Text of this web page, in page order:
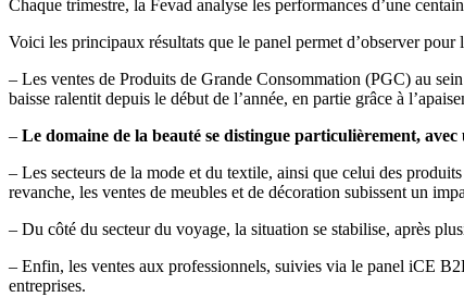
Chaque trimestre, la Fevad analyse les performances d’une
Voici les principaux résultats que le panel permet d’observer pour
– Les ventes de Produits de Grande Consommation (PGC) au
baisse ralentit depuis le début de l’année, en partie grâce à
– Le domaine de la beauté se distingue particulièrement, avec
– Les secteurs de la mode et du textile, ainsi que celui des
revanche, les ventes de meubles et de décoration subissent un
– Du côté du secteur du voyage, la situation se stabilise, après
– Enfin, les ventes aux professionnels, suivies via le panel iCE
entreprises.